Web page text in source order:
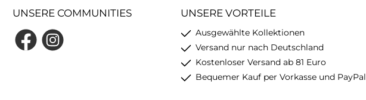
UNSERE COMMUNITIES
FacebookInstagram
UNSERE VORTEILE
Ausgewählte Kollektionen
Versand nur nach Deutschland
Kostenloser Versand ab 81 Euro
Bequemer Kauf per Vorkasse und PayPal